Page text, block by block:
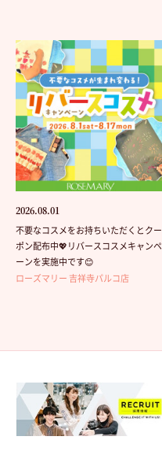
2026.08.01
不要なコスメをお持ちいただくとクー
ポン配布中💖リバースコスメキャンペ
ーンを実施中です😊
ローズマリー 吉祥寺パルコ店